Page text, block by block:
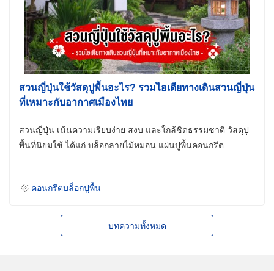
สวนญี่ปุ่นใช้วัสดุปูพื้นอะไร? รวมไอเดียทางเดินสวนญี่ปุ่น
ที่เหมาะกับอากาศเมืองไทย
สวนญี่ปุ่น เน้นความเรียบง่าย สงบ และใกล้ชิดธรรมชาติ วัสดุปู
พื้นที่นิยมใช้ ได้แก่ บล็อกลายไม้หมอน แผ่นปูพื้นคอนกรีต
คอนกรีตบล็อกปูพื้น
บทความทั้งหมด